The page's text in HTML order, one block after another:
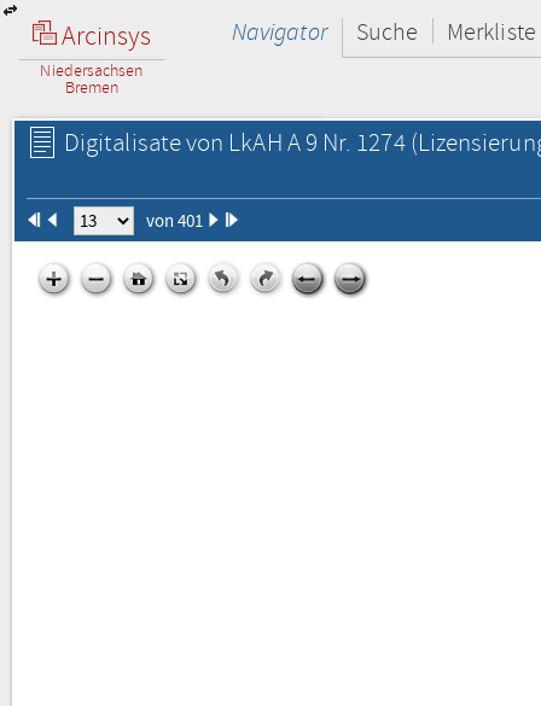
Arcinsys
Niedersachsen
Bremen
Navigator Suche Merkliste
Digitalisate von LkAH A 9 Nr. 1274
von 401